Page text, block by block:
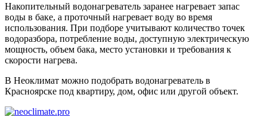
Накопительный водонагреватель заранее нагревает запас
воды в баке, а проточный нагревает воду во время
использования. При подборе учитывают количество точек
водоразбора, потребление воды, доступную электрическую
мощность, объем бака, место установки и требования к
скорости нагрева.
В Неоклимат можно подобрать водонагреватель в
Красноярске под квартиру, дом, офис или другой объект.